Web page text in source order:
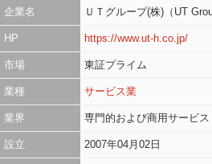
企業名 ＵＴグループ(株)（UT
HP https://www.ut-h.co.jp/
市場 東証プライム
業種 サービス業
業界 専門的および商用サービス
設立 2007年04月02日